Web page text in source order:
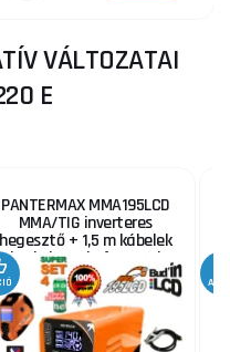
VÁLTOZATAI
E
PANTERMAX MMA195LCD
MMA/TIG inverteres
hegesztő + 1,5 m kábelek
burkolat + kefe + 2,5 kg
elektródák